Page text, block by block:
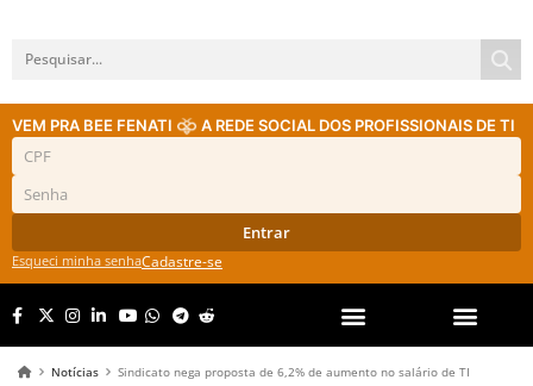
VEM PRA BEE FENATI A REDE SOCIAL DOS PROFISSIONAIS DE TI
Entrar
Esqueci minha senhaCadastre-se
Notícias Sindicato nega proposta de 6,2% de aumento no salário de TI